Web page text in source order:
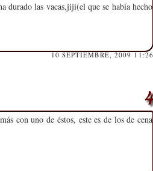
durado las vacas,jiji(el que se había hecho
10 SEPTIEMBRE, 2009 11:26
con uno de éstos, este es de los de cena